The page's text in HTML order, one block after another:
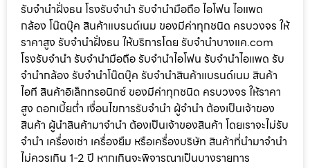
รับจำนำฝั่งธน โรงรับจำนำ รับจำนำมือถือ ไอโฟน ไอแพด
กล้อง โน๊ตบุ๊ค สินค้าแบรนด์เนม ของมีค่าทุกชนิด ครบวงจร ให้
ราคาสูง รับจำนำฝั่งธน ให้บริการโดย รับจํานําบางแค.com
โรงรับจำนำ รับจำนำมือถือ รับจำนำไอโฟน รับจำนำไอแพด รับ
จำนำกล้อง รับจำนำโน๊ตบุ๊ค รับจำนำสินค้าแบรนด์เนม สินค้า
ไอที สินค้าอิเล็กทรอนิกซ์ ของมีค่าทุกชนิด ครบวงจร ให้ราคา
สูง ดอกเบี้ยต่ำ เงื่อนไขการรับจำนำ ผู้จำนำ ต้องเป็นเจ้าของ
สินค้า ผู้นำสินค้ามาจำนำ ต้องเป็นเจ้าของสินค้า โดยเราจะไม่รับ
จำนำ เครื่องเช่า เครื่องยืม หรือเครื่องบริษัท สินค้าที่นำมาจำนำ
ไม่ควรเกิน 1-2 ปี หากเกินจะพิจารณาเป็นบางรายการ